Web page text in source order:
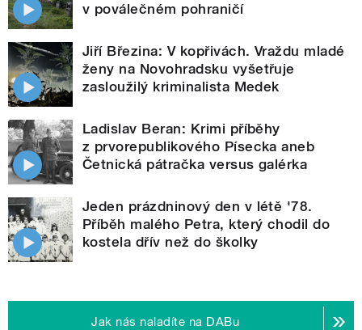
v poválečném pohraničí
Jiří Březina: V kopřivách. Vraždu mladé
ženy na Novohradsku vyšetřuje
zasloužilý kriminalista Medek
Ladislav Beran: Krimi příběhy
z prvorepublikového Písecka aneb
Četnická pátračka versus galérka
Jeden prázdninový den v létě '78.
Příběh malého Petra, který chodil do
kostela dřív než do školky
Jak nás naladíte na DABu